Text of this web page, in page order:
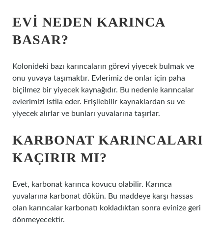
EVI NEDEN KARINCA
BASAR?
Kolonideki bazı karıncaların görevi yiyecek bulmak ve
onu yuvaya taşımaktır. Evlerimiz de onlar için paha
biçilmez bir yiyecek kaynağıdır. Bu nedenle karıncalar
evlerimizi istila eder. Erişilebilir kaynaklardan su ve
yiyecek alırlar ve bunları yuvalarına taşırlar.
KARBONAT KARINCALARI
KAÇIRIR MI?
Evet, karbonat karınca kovucu olabilir. Karınca
yuvalarına karbonat dökün. Bu maddeye karşı hassas
olan karıncalar karbonatı kokladıktan sonra evinize geri
dönmeyecektir.